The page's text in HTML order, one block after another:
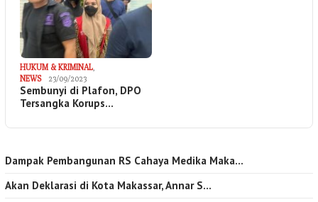
HUKUM & KRIMINAL
NEWS
23/09/2023
Sembunyi di Plafon, DPO
Tersangka Korups…
Dampak Pembangunan RS Cahaya Medika Maka…
Akan Deklarasi di Kota Makassar, Annar S…